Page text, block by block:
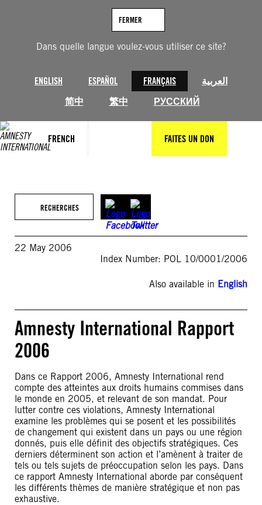
Dans quelle langue voulez-vous utiliser ce site?
ENGLISH ESPAÑOL FRANÇAIS
العربية
简中
繁中 РУССКИЙ
FERMER
FRENCH FAITES UN DON
RECHERCHES
22 May 2006
Index Number: POL 10/0001/2006
Also available in English
Amnesty International Rapport
2006
Dans ce Rapport 2006, Amnesty International rend
compte des atteintes aux droits humains commises dans
le monde en 2005, et relevant de son mandat. Pour
lutter contre ces violations, Amnesty International
examine les problèmes qui se posent et les possibilités
de changement qui existent dans un pays ou une région
donnés, puis elle définit des objectifs stratégiques. Ces
derniers déterminent son action et l’amènent à traiter de
tels ou tels sujets de préoccupation selon les pays. Dans
ce rapport Amnesty International aborde par conséquent
les différents thèmes de manière stratégique et non pas
exhaustive.